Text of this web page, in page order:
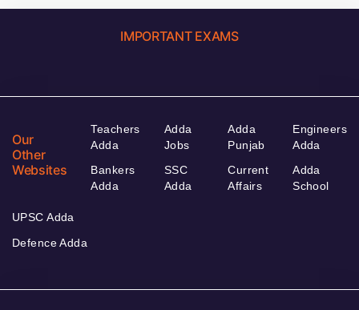
IMPORTANT EXAMS
Our
Other
Websites
Teachers
Adda
Bankers
Adda
Adda
Jobs
SSC
Adda
Adda
Punjab
Current
Affairs
Engineers
Adda
Adda
School
UPSC Adda
Defence Adda